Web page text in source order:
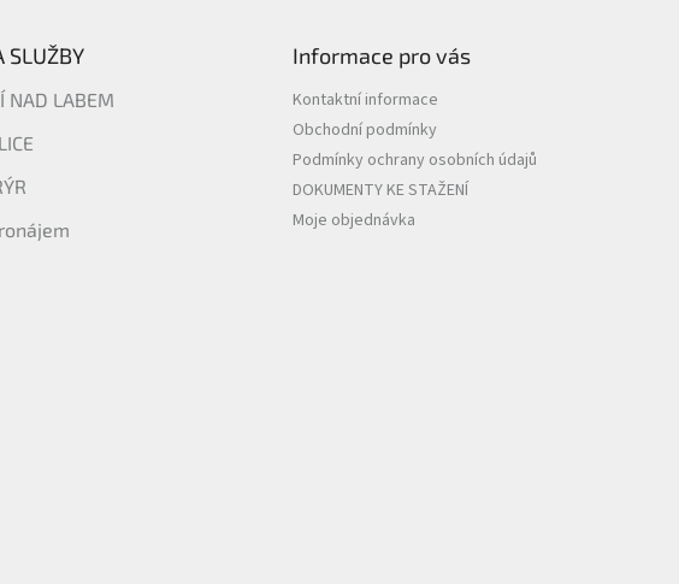
SLUŽBY
NAD LABEM
Informace pro vás
Kontaktní informace
Obchodní podmínky
Podmínky ochrany osobních údajů
DOKUMENTY KE STAŽENÍ
Moje objednávka